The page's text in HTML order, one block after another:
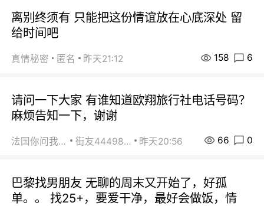
离别终须有 只能把这份情谊放在心底深处 留
给时间吧
真情秘密 匿名 昨天21:12 158 6
请问一下大家 有谁知道欧翔旅行社电话号码？
麻烦告知一下，谢谢
法国你问我答 街友44498484 昨天20:56 66 0
巴黎找男朋友 无聊的周末又开始了，好孤
单。。 找25+，要爱干净，最好会做饭，情